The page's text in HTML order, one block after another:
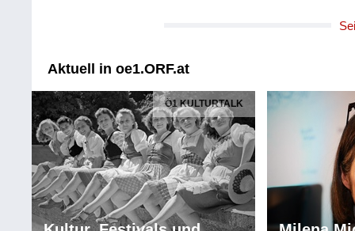
Aktuell in oe1.ORF.at
Ö1 KULTURTALK